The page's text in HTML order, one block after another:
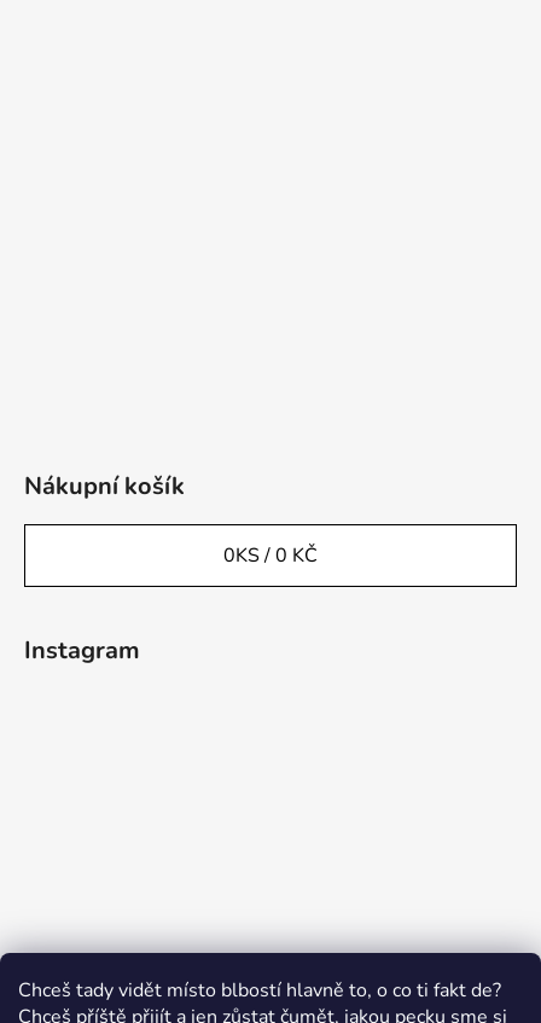
Chceš tady vidět místo blbostí hlavně to, o co ti fakt de?
Chceš příště přijít a jen zůstat čumět, jakou pecku sme si
Nákupní košík
0KS /0 KČ
Instagram